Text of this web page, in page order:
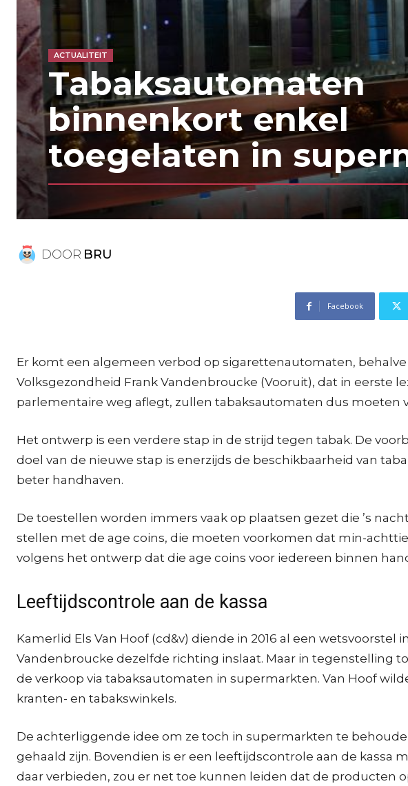
ACTUALITEIT
Tabaksautomaten
binnenkort enkel
toegelaten in
DOOR BRU
Facebook
Er komt een algemeen verbod op sigarettenautomaten,
Volksgezondheid Frank Vandenbroucke (Vooruit), dat in eerste
parlementaire weg aflegt, zullen tabaksautomaten dus moeten
Het ontwerp is een verdere stap in de strijd tegen tabak. De
doel van de nieuwe stap is enerzijds de beschikbaarheid van
beter handhaven.
De toestellen worden immers vaak op plaatsen gezet die ’s
stellen met de age coins, die moeten voorkomen dat min-
volgens het ontwerp dat die age coins voor iedereen binnen
Leeftijdscontrole aan de kassa
Kamerlid Els Van Hoof (cd&v) diende in 2016 al een
Vandenbroucke dezelfde richting inslaat. Maar in tegenstelling
de verkoop via tabaksautomaten in supermarkten. Van Hoof
kranten- en tabakswinkels.
De achterliggende idee om ze toch in supermarkten te
gehaald zijn. Bovendien is er een leeftijdscontrole aan de
daar verbieden, zou er net toe kunnen leiden dat de producten